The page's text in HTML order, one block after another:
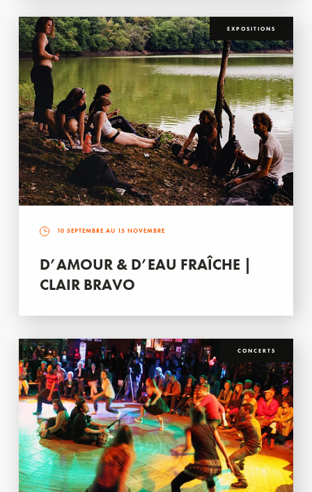
EXPOSITIONS
10 SEPTEMBRE AU 15 NOVEMBRE
D’AMOUR & D’EAU FRAÎCHE |
CLAIR BRAVO
CONCERTS